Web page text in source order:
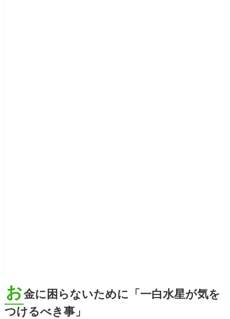
お金に困らないために「一白水星が気を
つけるべき事」